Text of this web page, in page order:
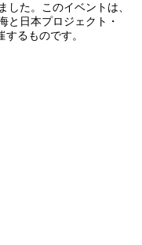
た。このイベントは、
と日本プロジェクト・
るものです。